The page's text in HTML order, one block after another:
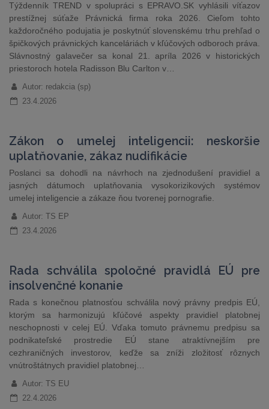
Týždenník TREND v spolupráci s EPRAVO.SK vyhlásili víťazov
prestížnej súťaže Právnická firma roka 2026. Cieľom tohto
každoročného podujatia je poskytnúť slovenskému trhu prehľad o
špičkových právnických kanceláriách v kľúčových odboroch práva.
Slávnostný galavečer sa konal 21. apríla 2026 v historických
priestoroch hotela Radisson Blu Carlton v…
Autor: redakcia (sp)
23.4.2026
Zákon o umelej inteligencii: neskoršie
uplatňovanie, zákaz nudifikácie
Poslanci sa dohodli na návrhoch na zjednodušení pravidiel a
jasných dátumoch uplatňovania vysokorizikových systémov
umelej inteligencie a zákaze ňou tvorenej pornografie.
Autor: TS EP
23.4.2026
Rada schválila spoločné pravidlá EÚ pre
insolvenčné konanie
Rada s konečnou platnosťou schválila nový právny predpis EÚ,
ktorým sa harmonizujú kľúčové aspekty pravidiel platobnej
neschopnosti v celej EÚ. Vďaka tomuto právnemu predpisu sa
podnikateľské prostredie EÚ stane atraktívnejším pre
cezhraničných investorov, keďže sa zníži zložitosť rôznych
vnútroštátnych pravidiel platobnej…
Autor: TS EU
22.4.2026